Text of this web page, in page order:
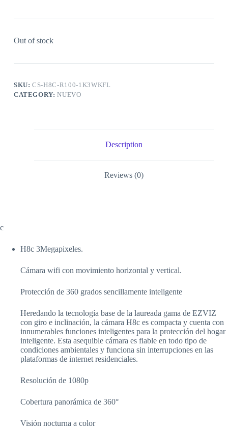
Out of stock
SKU:CS-H8C-R100-1K3WKFL
CATEGORY:NUEVO
Description
Reviews (0)
c
H8c 3Megapixeles.
Cámara wifi con movimiento horizontal y vertical.
Protección de 360 grados sencillamente inteligente
Heredando la tecnología base de la laureada gama de EZVIZ
con giro e inclinación, la cámara H8c es compacta y cuenta con
innumerables funciones inteligentes para la protección del hogar
inteligente. Esta asequible cámara es fiable en todo tipo de
condiciones ambientales y funciona sin interrupciones en las
plataformas de internet residenciales.
Resolución de 1080p
Cobertura panorámica de 360°
Visión nocturna a color